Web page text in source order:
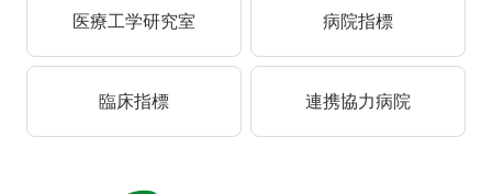
医療工学研究室 病院指標
臨床指標 連携協力病院